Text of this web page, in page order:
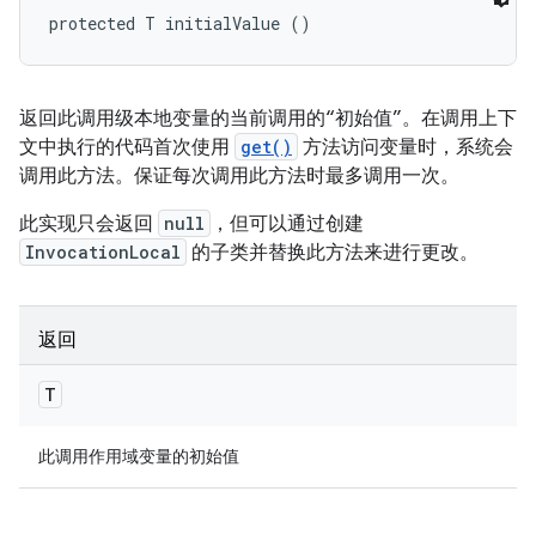
protected T initialValue ()
返回此调用级本地变量的当前调用的“初始值”。在调用上下
文中执行的代码首次使用 get() 方法访问变量时，系统会
调用此方法。保证每次调用此方法时最多调用一次。
此实现只会返回
null ，但可以通过创建
InvocationLocal 的子类并替换此方法来进行更改。
返回
T
此调用作用域变量的初始值